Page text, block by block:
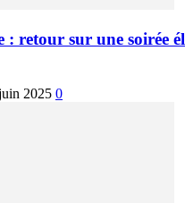
: retour sur une soirée
2025 0